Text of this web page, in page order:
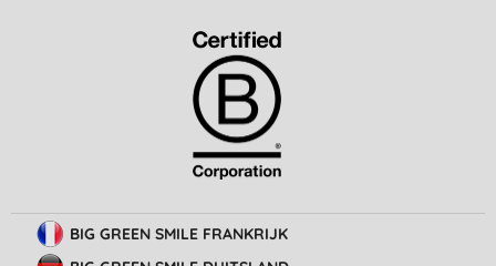
BIG GREEN SMILE FRANKRIJK